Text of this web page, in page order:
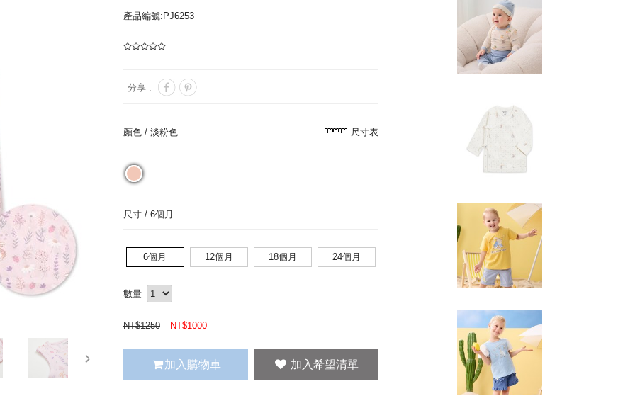
next
產品編號:PJ6253
分享 :
顏色 / 淡粉色 尺寸表
尺寸 / 6個月
6個月 12個月 18個月 24個月
數量
NT$1250 NT$1000
加入購物車